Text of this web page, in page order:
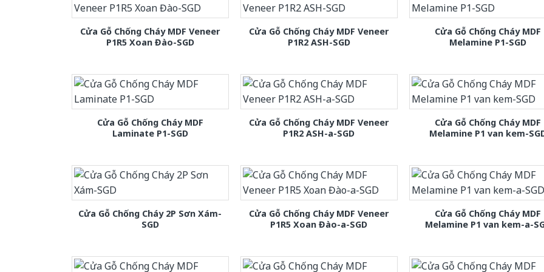
Cửa Gỗ Chống Cháy MDF Veneer
P1R5 Xoan Đào-SGD
Cửa Gỗ Chống Cháy MDF Veneer
P1R2 ASH-SGD
Cửa Gỗ Chống Cháy MDF
Melamine P1-SGD
Cửa Gỗ Chống Cháy MDF
Laminate P1-SGD
Cửa Gỗ Chống Cháy MDF Veneer
P1R2 ASH-a-SGD
Cửa Gỗ Chống Cháy MDF
Melamine P1 van kem-
Cửa Gỗ Chống Cháy 2P Sơn Xám-
SGD
Cửa Gỗ Chống Cháy MDF Veneer
P1R5 Xoan Đào-a-SGD
Cửa Gỗ Chống Cháy MDF
Melamine P1 van kem-a-